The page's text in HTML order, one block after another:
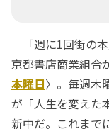
「週に1回街の
京都書店商業組合
本曜日〉。毎週木
が「人生を変え
新中だ。これまで